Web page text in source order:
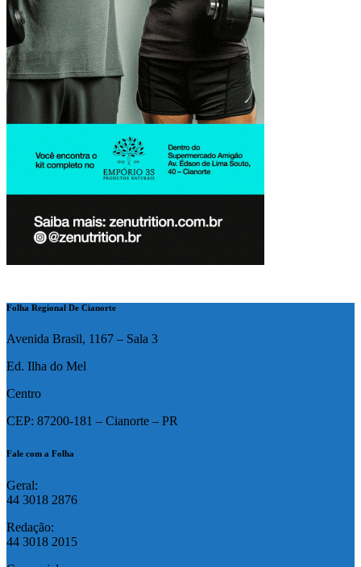
Folha Regional De Cianorte
Avenida Brasil, 1167 – Sala 3
Ed. Ilha do Mel
Centro
CEP: 87200-181 – Cianorte – PR
Fale com a Folha
Geral:
44 3018 2876
Redação:
44 3018 2015